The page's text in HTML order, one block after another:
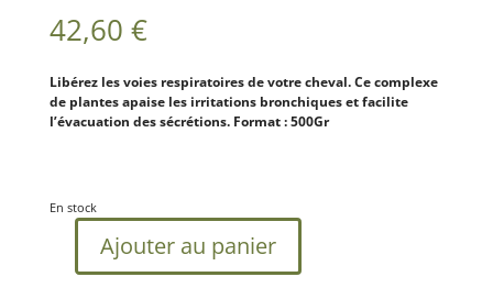
42,60 €
Libérez les voies respiratoires de votre cheval. Ce complexe
de plantes apaise les irritations bronchiques et facilite
l’évacuation des sécrétions. Format : 500Gr
En stock
Ajouter au panier